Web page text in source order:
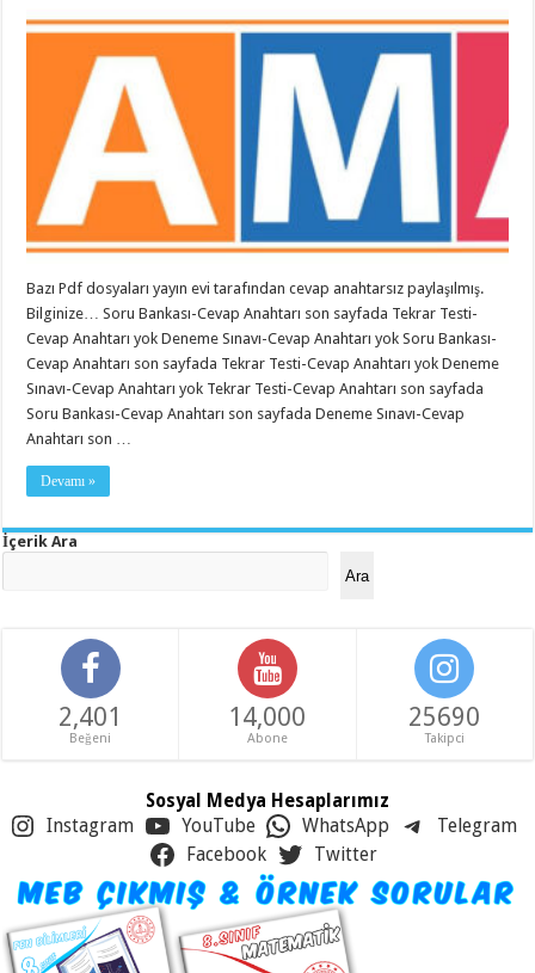
Bazı Pdf dosyaları yayın evi tarafından cevap anahtarsız paylaşılmış.
Bilginize… Soru Bankası-Cevap Anahtarı son sayfada Tekrar Testi-
Cevap Anahtarı yok Deneme Sınavı-Cevap Anahtarı yok Soru Bankası-
Cevap Anahtarı son sayfada Tekrar Testi-Cevap Anahtarı yok Deneme
Sınavı-Cevap Anahtarı yok Tekrar Testi-Cevap Anahtarı son sayfada
Soru Bankası-Cevap Anahtarı son sayfada Deneme Sınavı-Cevap
Anahtarı son …
Devamı »
İçerik Ara
Ara
2,401
Beğeni
14,000
Abone
25690
Takipci
Sosyal Medya Hesaplarımız
Instagram YouTube WhatsApp
Telegram
Facebook
Twitter